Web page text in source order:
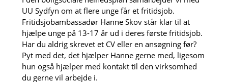
UU Sydfyn om at flere unge får et fritidsjob.
Fritidsjobambassadør Hanne Skov står klar til at
hjælpe unge på 13-17 år ud i deres første fritidsjob.
Har du aldrig skrevet et CV eller en ansøgning før?
Pyt med det, det hjælper Hanne gerne med, ligesom
hun også hjælper med kontakt til den virksomhed
du gerne vil arbejde i.